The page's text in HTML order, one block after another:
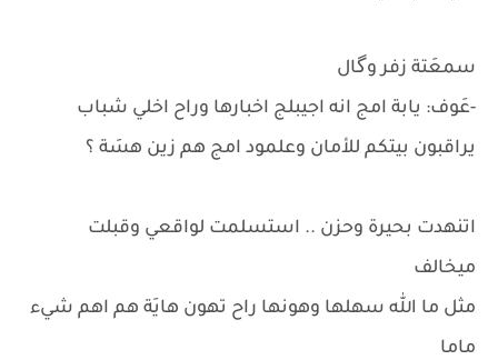
سمعَتة زفر وگال
-عَوف: يابة امج انه اجيبلج اخبارها وراح اخلي شباب
يراقبون بيتكم للأمان وعلمود امج هم زين هسَة ؟
اتنهدت بحيرة وحزن .. استسلمت لواقعي وقبلت
ميخالف
مثل ما الله سهلها وهونها راح تهون هايَة هم اهم شيء
ماما